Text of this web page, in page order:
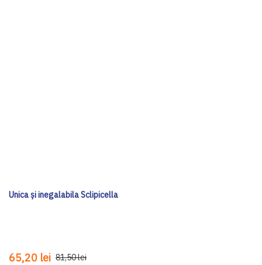
Unica și inegalabila Sclipicella
65,20 lei 81,50 lei